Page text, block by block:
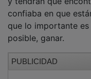
confiaba en que
que lo importante
posible, ganar.